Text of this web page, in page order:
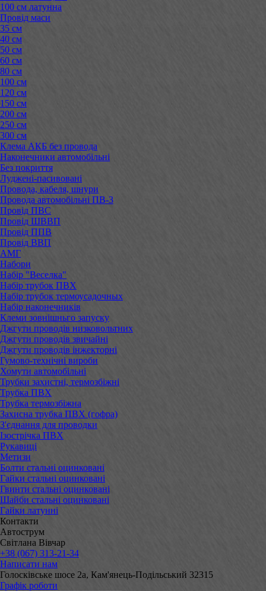
100 см латунна
Провід маси
35 см
40 см
50 см
60 см
80 см
100 см
120 см
150 см
200 см
250 см
300 см
Клема АКБ без провода
Наконечники автомобільні
Без покриття
Луджені-пасивовані
Провода, кабеля, шнури
Провода автомобільні ПВ-3
Провід ПВС
Провід ШВВП
Провід ППВ
Провід ВВП
АМГ
Набори
Набір "Веселка"
Набір трубок ПВХ
Набір трубок термоусадочных
Набір наконечників
Клеми зовнішньго запуску
Джгути проводів низковольтних
Джгути проводів звичайні
Джгути проводів інжекторні
Гумово-технічні вироби
Хомути автомобільні
Трубки захистні, термозбіжні
Трубка ПВХ
Трубка термозбіжна
Захисна трубка ПВХ (гофра)
З'єднання для проводки
Ізострічка ПВХ
Рукавиці
Метизи
Болти стальні оцинковані
Гайки стальні оцинковані
Гвинти стальні оцинковані
Шайби стальні оцинковані
Гайки латунні
Контакти
Автострум
Світлана Вівчар
+38 (067) 313-21-34
Написати нам
Голосківське шосе 2а, Кам'янець-Подільський 32315
Графік роботи